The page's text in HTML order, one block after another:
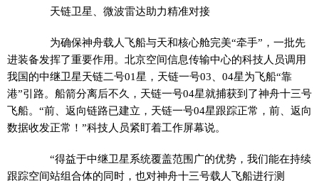
天链卫星、微波雷达助力精准对接
为确保神舟载人飞船与天和核心舱完美“牵手”，一批先
进装备发挥了重要作用。北京空间信息传输中心的科技人员调用
我国的中继卫星天链二号01星，天链一号03、04星为飞船“靠
港”引路。船箭分离后不久，天链一号04星就捕获到了神舟十三号
飞船。“前、返向链路已建立，天链一号04星跟踪正常，前、返向
数据收发正常！”科技人员紧盯着工作屏幕说。
“得益于中继卫星系统覆盖范围广的优势，我们能在持续
跟踪空间站组合体的同时，也对神舟十三号载人飞船进行测